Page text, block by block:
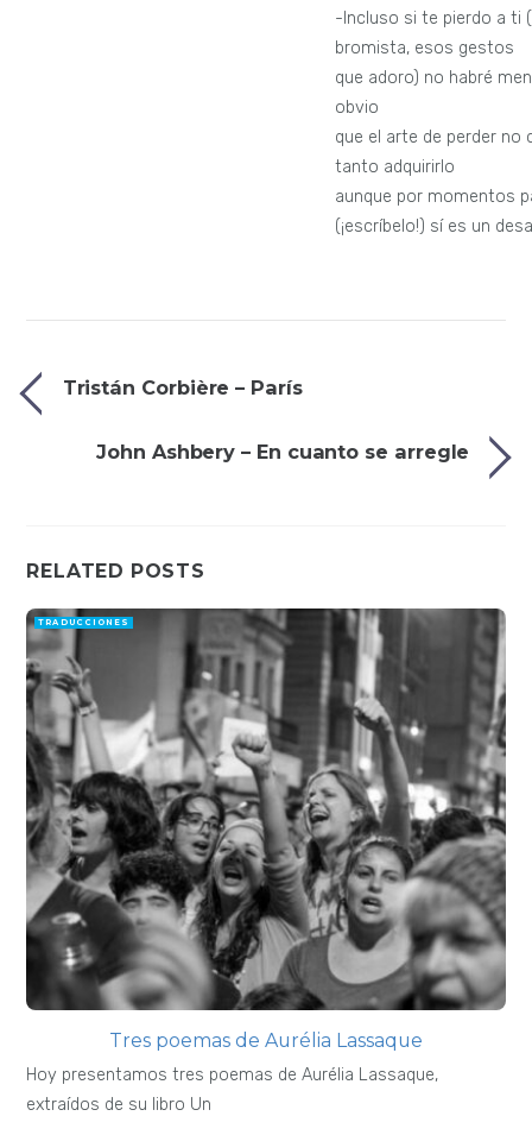
-Incluso si te pierdo a ti
bromista, esos gestos
que adoro) no habré
obvio
que el arte de perder no
tanto adquirirlo
aunque por momentos
(¡escríbelo!) sí es un
Tristán Corbière – París
John Ashbery – En cuanto se arregle
RELATED POSTS
TRADUCCIONES
Tres poemas de Aurélia Lassaque
Hoy presentamos tres poemas de Aurélia Lassaque,
extraídos de su libro Un